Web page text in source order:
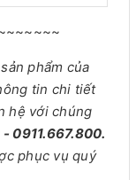
phẩm của
tin chi tiết
hệ với chúng
0911.667.800.
phục vụ quý